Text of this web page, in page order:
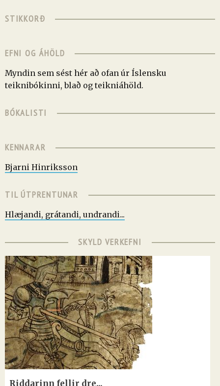
STIKKORÐ
EFNI OG ÁHÖLD
Myndin sem sést hér að ofan úr Íslensku
teiknibókinni, blað og teikniáhöld.
BÓKALISTI
KENNARAR
Bjarni Hinriksson
TIL ÚTPRENTUNAR
Hlæjandi, grátandi, undrandi...
SKYLD VERKEFNI
Riddarinn fellir dre...